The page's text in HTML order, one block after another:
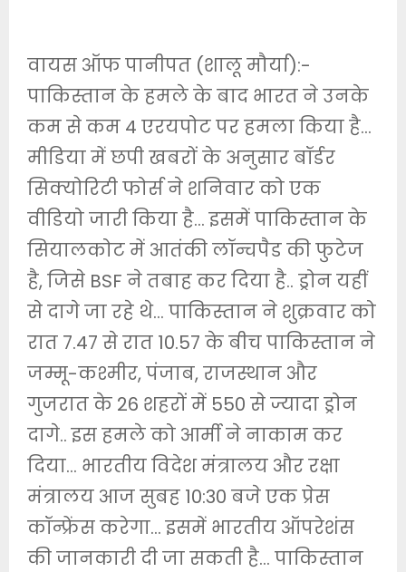
वायस ऑफ पानीपत (शालू मौर्या):-
पाकिस्तान के हमले के बाद भारत ने उनके
कम से कम 4 एरयपोट पर हमला किया है…
मीडिया में छपी खबरों के अनुसार बॉर्डर
सिक्योरिटी फोर्स ने शनिवार को एक
वीडियो जारी किया है… इसमें पाकिस्तान के
सियालकोट में आतंकी लॉन्चपैड की फुटेज
है, जिसे BSF ने तबाह कर दिया है.. ड्रोन यहीं
से दागे जा रहे थे… पाकिस्तान ने शुक्रवार को
रात 7.47 से रात 10.57 के बीच पाकिस्तान ने
जम्मू-कश्मीर, पंजाब, राजस्थान और
गुजरात के 26 शहरों में 550 से ज्यादा ड्रोन
दागे.. इस हमले को आर्मी ने नाकाम कर
दिया… भारतीय विदेश मंत्रालय और रक्षा
मंत्रालय आज सुबह 10:30 बजे एक प्रेस
कॉन्फ्रेंस करेगा… इसमें भारतीय ऑपरेशंस
की जानकारी दी जा सकती है… पाकिस्तान